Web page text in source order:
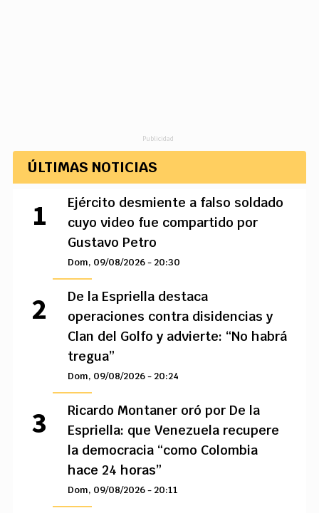
Publicidad
ÚLTIMAS NOTICIAS
Ejército desmiente a falso soldado
cuyo video fue compartido por
Gustavo Petro
Dom, 09/08/2026 - 20:30
De la Espriella destaca
operaciones contra disidencias y
Clan del Golfo y advierte: “No habrá
tregua”
Dom, 09/08/2026 - 20:24
Ricardo Montaner oró por De la
Espriella: que Venezuela recupere
la democracia “como Colombia
hace 24 horas”
Dom, 09/08/2026 - 20:11